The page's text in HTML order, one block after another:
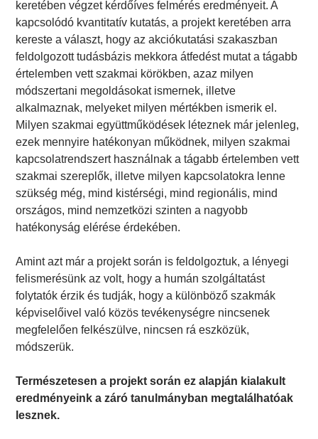
keretében végzet kérdőíves felmérés eredményeit. A
kapcsolódó kvantitatív kutatás, a projekt keretében arra
kereste a választ, hogy az akciókutatási szakaszban
feldolgozott tudásbázis mekkora átfedést mutat a tágabb
értelemben vett szakmai körökben, azaz milyen
módszertani megoldásokat ismernek, illetve
alkalmaznak, melyeket milyen mértékben ismerik el.
Milyen szakmai együttműködések léteznek már jelenleg,
ezek mennyire hatékonyan működnek, milyen szakmai
kapcsolatrendszert használnak a tágabb értelemben vett
szakmai szereplők, illetve milyen kapcsolatokra lenne
szükség még, mind kistérségi, mind regionális, mind
országos, mind nemzetközi szinten a nagyobb
hatékonyság elérése érdekében.
Amint azt már a projekt során is feldolgoztuk, a lényegi
felismerésünk az volt, hogy a humán szolgáltatást
folytatók érzik és tudják, hogy a különböző szakmák
képviselőivel való közös tevékenységre nincsenek
megfelelően felkészülve, nincsen rá eszközük,
módszerük.
Természetesen a projekt során ez alapján kialakult
eredményeink a záró tanulmányban megtalálhatóak
lesznek.